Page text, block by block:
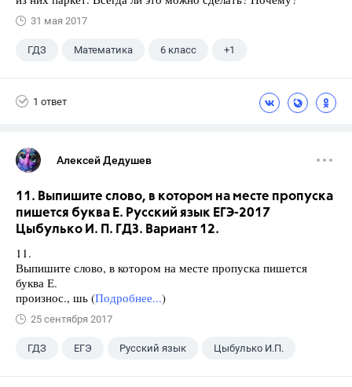
31 мая 2017
ГДЗ Математика 6 класс +1
1 ответ
Алексей Дедушев
11. Выпишите слово, в котором на месте пропуска
пишется буква Е. Русский язык ЕГЭ-2017
Цыбулько И. П. ГДЗ. Вариант 12.
11.
Выпишите слово, в котором на месте пропуска пишется
буква Е.
произнос., шь (Подробнее...)
25 сентября 2017
ГДЗ ЕГЭ Русский язык Цыбулько И.П.